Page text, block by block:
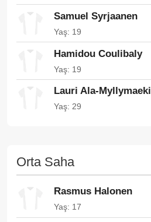
Samuel Syrjaanen
Yaş: 19
Hamidou Coulibaly
Yaş: 19
Lauri Ala-Myllymaeki
Yaş: 29
Orta Saha
Rasmus Halonen
Yaş: 17